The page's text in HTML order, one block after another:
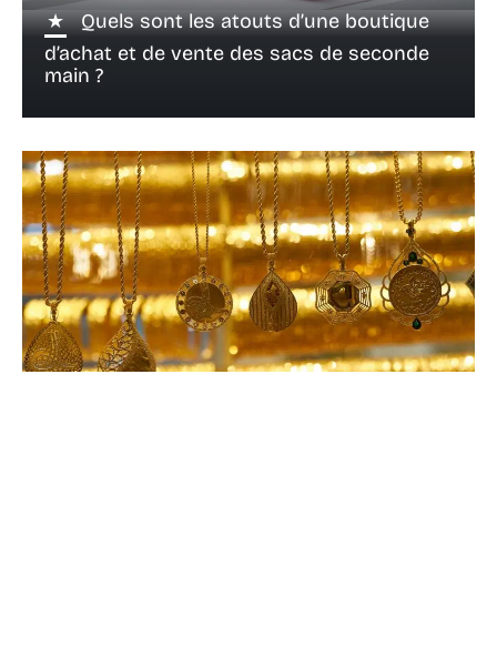
Quels sont les atouts d’une boutique
d’achat et de vente des sacs de seconde
main ?